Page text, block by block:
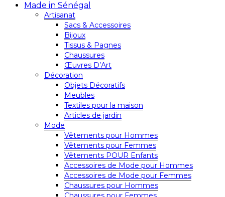
Made in Sénégal
Artisanat
Sacs & Accessoires
Bijoux
Tissus & Pagnes
Chaussures
Œuvres D’Art
Décoration
Objets Décoratifs
Meubles
Textiles pour la maison
Articles de jardin
Mode
Vêtements pour Hommes
Vêtements pour Femmes
Vêtements POUR Enfants
Accessoires de Mode pour Hommes
Accessoires de Mode pour Femmes
Chaussures pour Hommes